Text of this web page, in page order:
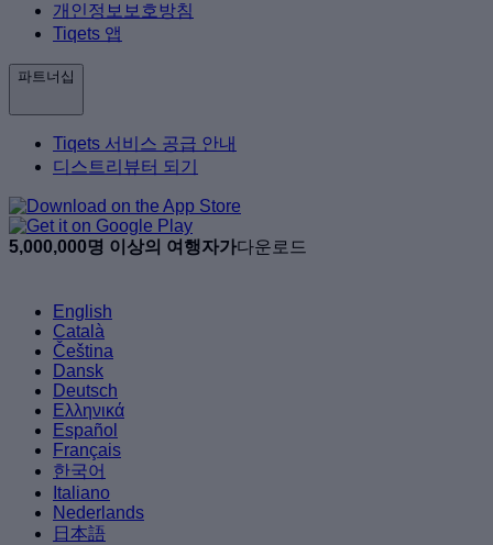
개인정보보호방침
Tiqets 앱
파트너십
Tiqets 서비스 공급 안내
디스트리뷰터 되기
5,000,000명 이상의 여행자가다운로드
English
Català
Čeština
Dansk
Deutsch
Ελληνικά
Español
Français
한국어
Italiano
Nederlands
日本語